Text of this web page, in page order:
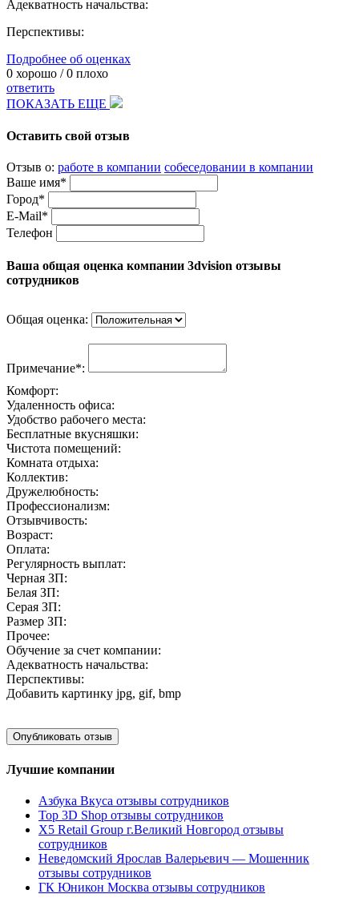
Адекватность начальства:
Перспективы:
Подробнее об оценках
0 хорошо /0 плохо
ответить
ПОКАЗАТЬ ЕЩЕ
Оставить свой отзыв
Отзыв о: работе в компании собеседовании в компании
Ваше имя*
Город*
E-Mail*
Телефон
Ваша общая оценка компании 3dvision отзывы
сотрудников
Общая оценка:
Примечание*:
Комфорт:
Удаленность офиса:
Удобство рабочего места:
Бесплатные вкусняшки:
Чистота помещений:
Комната отдыха:
Коллектив:
Дружелюбность:
Профессионализм:
Отзывчивость:
Возраст:
Оплата:
Регулярность выплат:
Черная ЗП:
Белая ЗП:
Серая ЗП:
Размер ЗП:
Прочее:
Обучение за счет компании:
Адекватность начальства:
Перспективы:
Добавить картинку jpg, gif, bmp
Лучшие компании
Азбука Вкуса отзывы сотрудников
Top 3D Shop отзывы сотрудников
X5 Retail Group г.Великий Новгород отзывы
сотрудников
Неведомский Ярослав Валерьевич — Мошенник
отзывы сотрудников
ГК Юникон Москва отзывы сотрудников